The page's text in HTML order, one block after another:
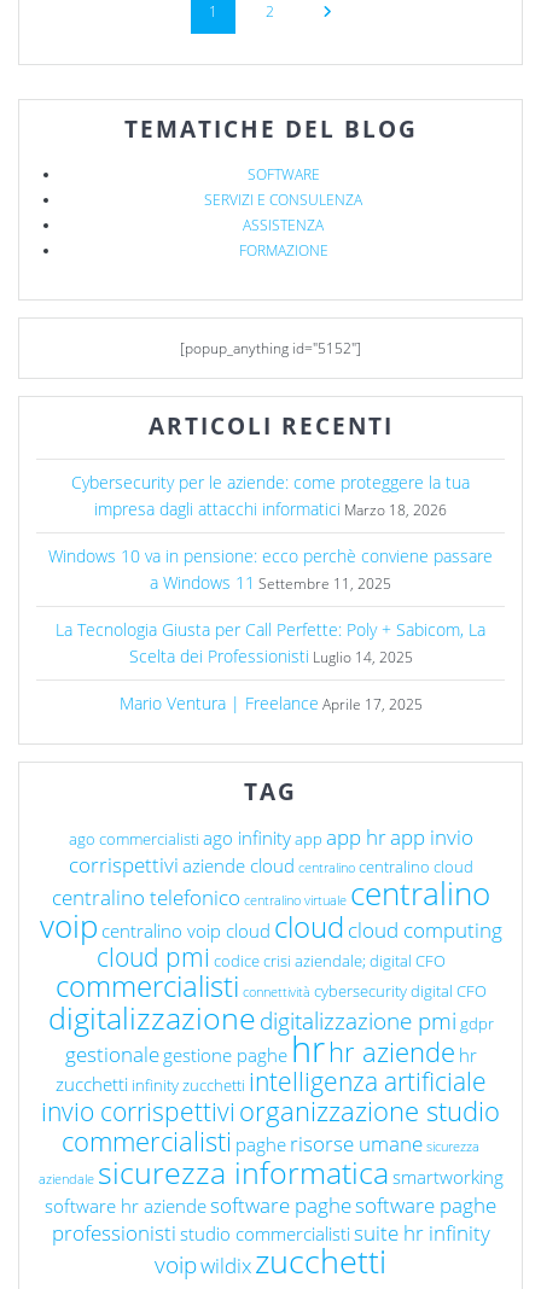
1 2
TEMATICHE DEL BLOG
SOFTWARE
SERVIZI E CONSULENZA
ASSISTENZA
FORMAZIONE
[popup_anything id="5152"]
ARTICOLI RECENTI
Cybersecurity per le aziende: come proteggere la tua
impresa dagli attacchi informatici Marzo 18, 2026
Windows 10 va in pensione: ecco perchè conviene passare
a Windows 11 Settembre 11, 2025
La Tecnologia Giusta per Call Perfette: Poly + Sabicom, La
Scelta dei Professionisti Luglio 14, 2025
Mario Ventura | Freelance Aprile 17, 2025
TAG
ago commercialisti ago infinityapp app hrapp invio
corrispettivi aziende cloud centralino centralino cloud
centralino telefonico centralino virtuale centralino
voip centralino voip cloud cloud cloud computing
cloud pmi codice crisi aziendale; digital CFO
commercialisti connettività cybersecuritydigital CFO
digitalizzazionedigitalizzazione pmi gdpr
gestionale gestione paghe hrhr aziende hr
zucchetti infinity zucchetti intelligenza artificiale
invio corrispettivi organizzazione studio
commercialisti paghe risorse umane sicurezza
aziendale sicurezza informatica smartworking
software hr aziendesoftware paghesoftware paghe
professionisti studio commercialisti suite hr infinity
voipwildixzucchetti